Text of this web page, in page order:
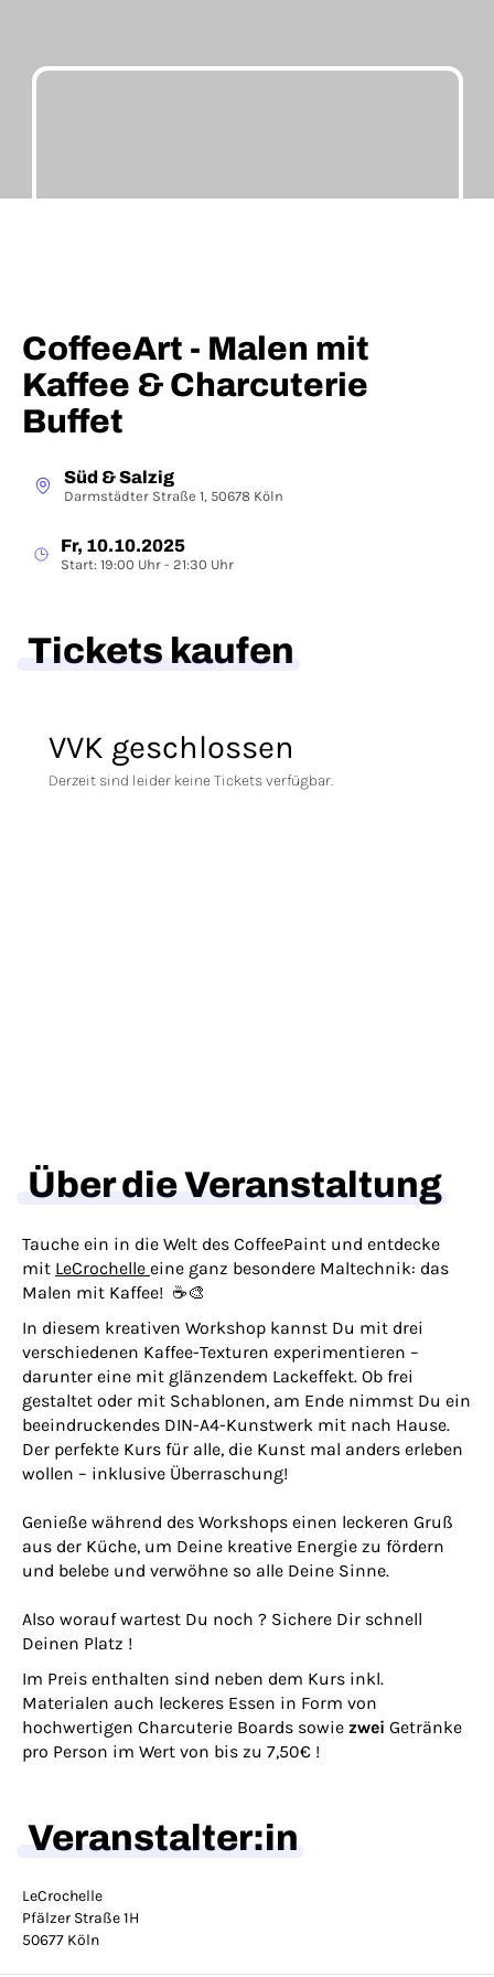
CoffeeArt - Malen mit
Kaffee & Charcuterie
Buffet
Süd & Salzig
Darmstädter Straße 1, 50678 Köln
Fr, 10.10.2025
Start: 19:00 Uhr - 21:30 Uhr
Tickets kaufen
VVK geschlossen
Derzeit sind leider keine Tickets verfügbar.
Über die Veranstaltung
Tauche ein in die Welt des CoffeePaint und entdecke
mit LeCrochelle eine ganz besondere Maltechnik: das
Malen mit Kaffee! ☕️🎨
In diesem kreativen Workshop kannst Du mit drei
verschiedenen Kaffee-Texturen experimentieren –
darunter eine mit glänzendem Lackeffekt. Ob frei
gestaltet oder mit Schablonen, am Ende nimmst Du ein
beeindruckendes DIN-A4-Kunstwerk mit nach Hause.
Der perfekte Kurs für alle, die Kunst mal anders erleben
wollen – inklusive Überraschung!
Genieße während des Workshops einen leckeren Gruß
aus der Küche, um Deine kreative Energie zu fördern
und belebe und verwöhne so alle Deine Sinne.
Also worauf wartest Du noch ? Sichere Dir schnell
Deinen Platz !
Im Preis enthalten sind neben dem Kurs inkl.
Materialen auch leckeres Essen in Form von
hochwertigen Charcuterie Boards sowie zwei Getränke
pro Person im Wert von bis zu 7,50€ !
Veranstalter:in
LeCrochelle
Pfälzer Straße 1H
50677 Köln